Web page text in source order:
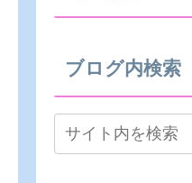
ブログ内検索